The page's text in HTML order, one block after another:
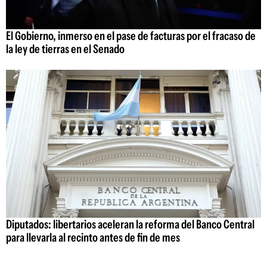
El Gobierno, inmerso en el pase de facturas por el fracaso de
la ley de tierras en el Senado
Diputados: libertarios aceleran la reforma del Banco Central
para llevarla al recinto antes de fin de mes